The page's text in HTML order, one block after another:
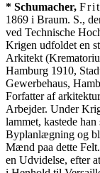
* Schumacher,
1869 i Braum. S.,
ved Technische
Krigen udfoldet en
Arkitekt
Hamburg 1910,
Gewerbehaus,
Forfatter af
Arbejder. Under
lammet, kastede
Byplanlægning og
Mænd paa dette
en Udvidelse, efter